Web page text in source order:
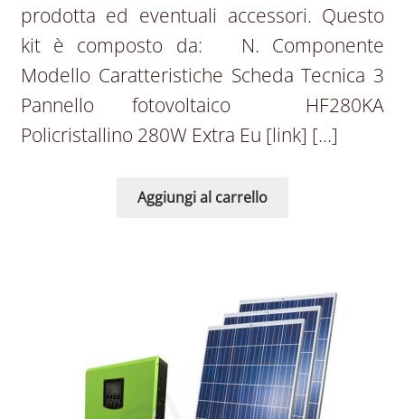
prodotta ed eventuali accessori. Questo
kit è composto da: N. Componente
Modello Caratteristiche Scheda Tecnica 3
Pannello fotovoltaico HF280KA
Policristallino 280W Extra Eu [link] […]
Aggiungi al carrello